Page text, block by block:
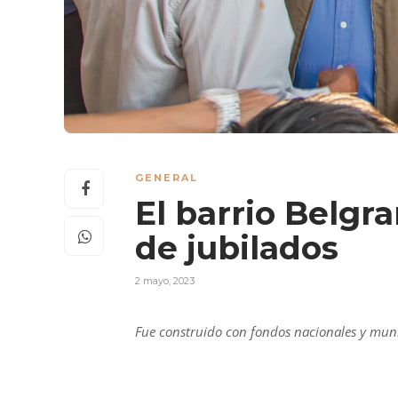
GENERAL
El barrio
de jubilados
2 mayo, 2023
Fue construido con fondos nacionales y